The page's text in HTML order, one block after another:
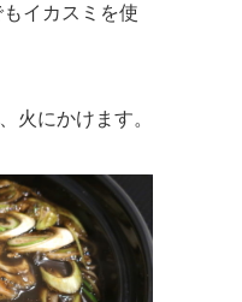
イカスミを使
火にかけます。